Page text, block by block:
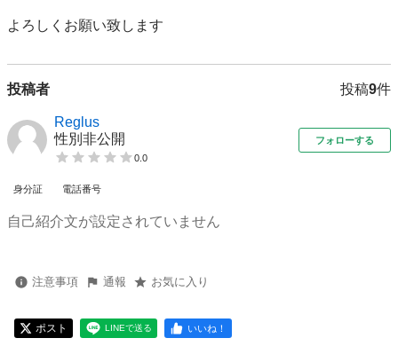
よろしくお願い致します
投稿者 投稿9件
Reglus
性別非公開
0.0
フォローする
身分証 電話番号
自己紹介文が設定されていません
注意事項 通報 お気に入り
ポスト LINEで送る いいね！